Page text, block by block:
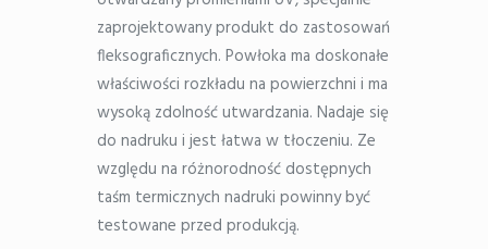
zaprojektowany produkt do zastosowań
fleksograficznych. Powłoka ma doskonałe
właściwości rozkładu na powierzchni i ma
wysoką zdolność utwardzania. Nadaje się
do nadruku i jest łatwa w tłoczeniu. Ze
względu na różnorodność dostępnych
taśm termicznych nadruki powinny być
testowane przed produkcją.